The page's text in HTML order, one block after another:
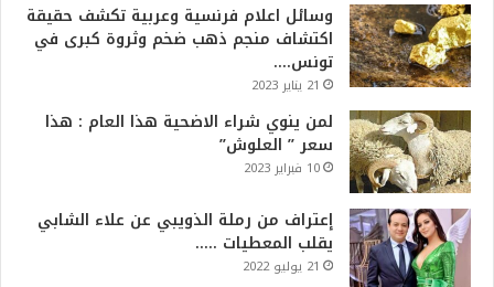
وسائل اعلام فرنسية وعربية تكشف حقيقة
اكتشاف منجم ذهب ضخم وثروة كبرى في
تونس….
21 يناير 2023
لمن ينوي شراء الاضحية هذا العام : هذا
سعر ” العلوش”
10 فبراير 2023
إعتراف من رملة الذويبي عن علاء الشابي
يقلب المعطيات …..
21 يوليو 2022